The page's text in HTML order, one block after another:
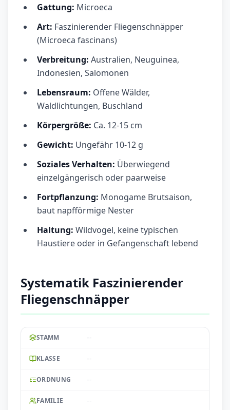
Gattung: Microeca
Art: Faszinierender Fliegenschnäpper
(Microeca fascinans)
Verbreitung: Australien, Neuguinea,
Indonesien, Salomonen
Lebensraum: Offene Wälder,
Waldlichtungen, Buschland
Körpergröße: Ca. 12-15 cm
Gewicht: Ungefähr 10-12 g
Soziales Verhalten: Überwiegend
einzelgängerisch oder paarweise
Fortpflanzung: Monogame Brutsaison,
baut napfförmige Nester
Haltung: Wildvogel, keine typischen
Haustiere oder in Gefangenschaft lebend
Systematik Faszinierender
Fliegenschnäpper
STAMM --
KLASSE --
ORDNUNG --
FAMILIE --